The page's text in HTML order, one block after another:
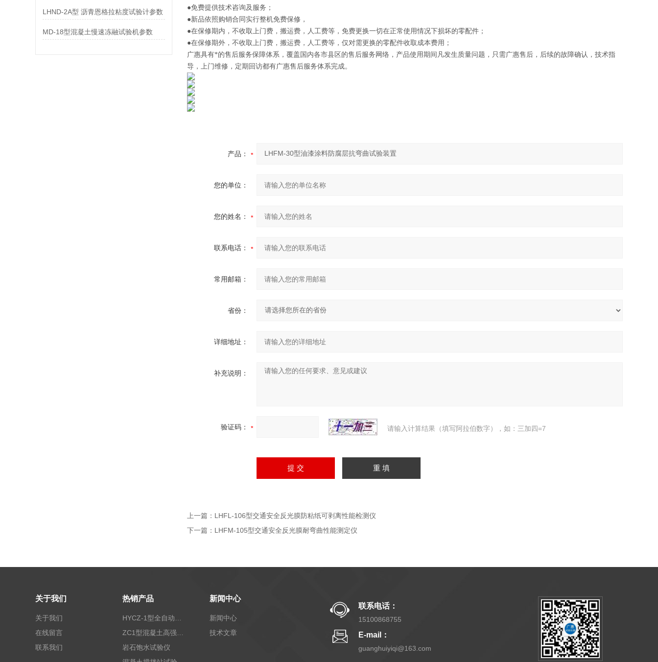
LHND-2A型 沥青恩格拉粘度试验计参数
MD-18型混凝土慢速冻融试验机参数
●免费提供技术咨询及服务；
●新品依照购销合同实行整机免费保修，
●在保修期内，不收取上门费，搬运费，人工费等，免费更换一切在正常使用情况下损坏的零配件；
●在保修期外，不收取上门费，搬运费，人工费等，仅对需更换的零配件收取成本费用；
广惠具有*的售后服务保障体系，覆盖国内各市县区的售后服务网络，产品使用期间凡发生质量问题，只需广惠售后，后续的故障确认，技术指
导，上门维修，定期回访都有广惠售后服务体系完成。
产品：
您的单位：
您的姓名：
联系电话：
常用邮箱：
省份：
详细地址：
补充说明：
验证码： 请输入计算结果（填写阿拉伯数字），如：三加四=7
上一篇： LHFL-106型交通安全反光膜防粘纸可剥离性能检测仪
下一篇： LHFM-105型交通安全反光膜耐弯曲性能测定仪
关于我们
关于我们
在线留言
联系我们
热销产品
岩石饱水试验仪
新闻中心
新闻中心
技术文章
联系电话：
15100868755
E-mail：
guanghuiyiqi@163.com